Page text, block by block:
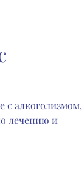
с алкоголизмом,
лечению и